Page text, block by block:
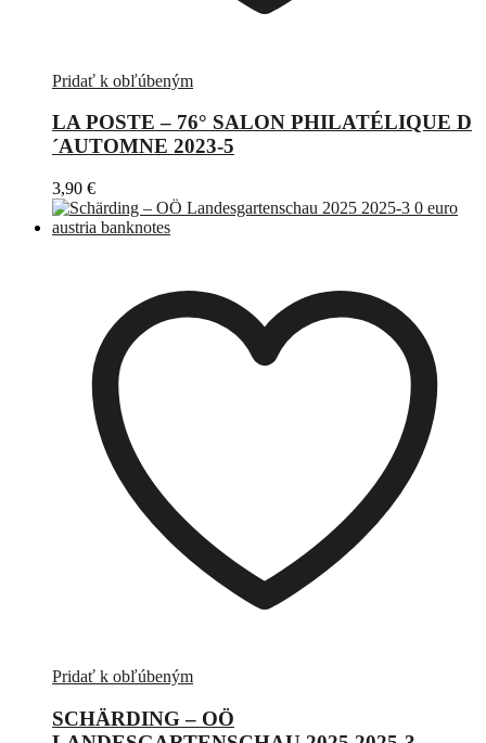
Pridať k obľúbeným
LA POSTE – 76° SALON PHILATÉLIQUE D
´AUTOMNE 2023-5
3,90 €
Pridať k obľúbeným
SCHÄRDING – OÖ